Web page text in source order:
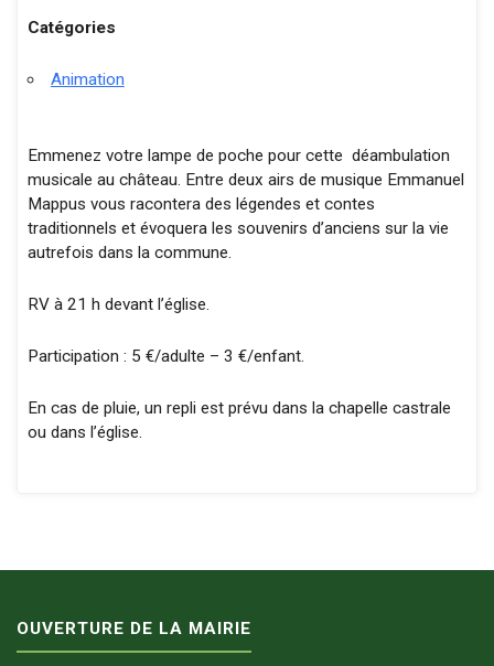
Catégories
Animation
Emmenez votre lampe de poche pour cette déambulation
musicale au château. Entre deux airs de musique Emmanuel
Mappus vous racontera des légendes et contes
traditionnels et évoquera les souvenirs d’anciens sur la vie
autrefois dans la commune.
RV à 21 h devant l’église.
Participation : 5 €/adulte – 3 €/enfant.
En cas de pluie, un repli est prévu dans la chapelle castrale
ou dans l’église.
OUVERTURE DE LA MAIRIE